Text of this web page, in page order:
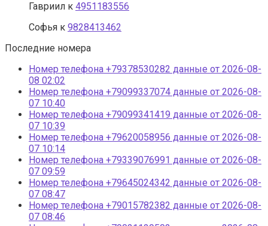
Гавриил к 4951183556
Софья к 9828413462
Последние номера
Номер телефона +79378530282 данные от 2026-08-
08 02:02
Номер телефона +79099337074 данные от 2026-08-
07 10:40
Номер телефона +79099341419 данные от 2026-08-
07 10:39
Номер телефона +79620058956 данные от 2026-08-
07 10:14
Номер телефона +79339076991 данные от 2026-08-
07 09:59
Номер телефона +79645024342 данные от 2026-08-
07 08:47
Номер телефона +79015782382 данные от 2026-08-
07 08:46